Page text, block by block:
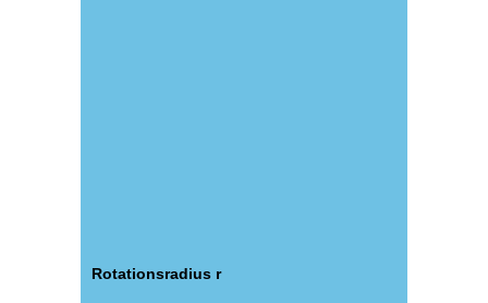
Rotationsradius r